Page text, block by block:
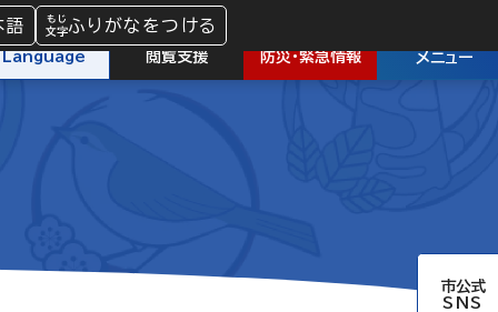
語 ふりがなをつける
Language 閲覧支援 防災・緊急情報 メニュー
市公式
SNS